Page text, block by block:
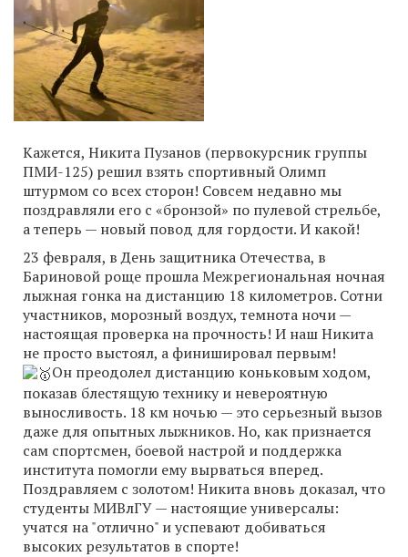
Кажется, Никита Пузанов (первокурсник группы
ПМИ-125) решил взять спортивный Олимп
штурмом со всех сторон! Совсем недавно мы
поздравляли его с «бронзой» по пулевой стрельбе,
а теперь — новый повод для гордости. И какой!
23 февраля, в День защитника Отечества, в
Бариновой роще прошла Межрегиональная ночная
лыжная гонка на дистанцию 18 километров. Сотни
участников, морозный воздух, темнота ночи —
настоящая проверка на прочность! И наш Никита
не просто выстоял, а финишировал первым!
Он преодолел дистанцию коньковым ходом,
показав блестящую технику и невероятную
выносливость. 18 км ночью — это серьезный вызов
даже для опытных лыжников. Но, как признается
сам спортсмен, боевой настрой и поддержка
института помогли ему вырваться вперед.
Поздравляем с золотом! Никита вновь доказал, что
студенты МИВлГУ — настоящие универсалы:
учатся на "отлично" и успевают добиваться
высоких результатов в спорте!